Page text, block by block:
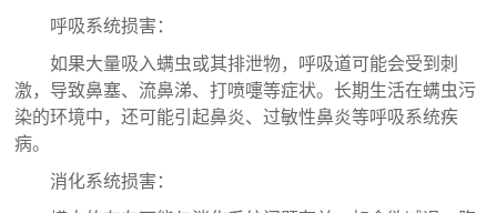
呼吸系统损害：
如果大量吸入螨虫或其排泄物，呼吸道可能会受到刺
激，导致鼻塞、流鼻涕、打喷嚏等症状。 长期生活在螨虫污
染的环境中，还可能引起鼻炎、过敏性鼻炎等呼吸系统疾
病。
消化系统损害：